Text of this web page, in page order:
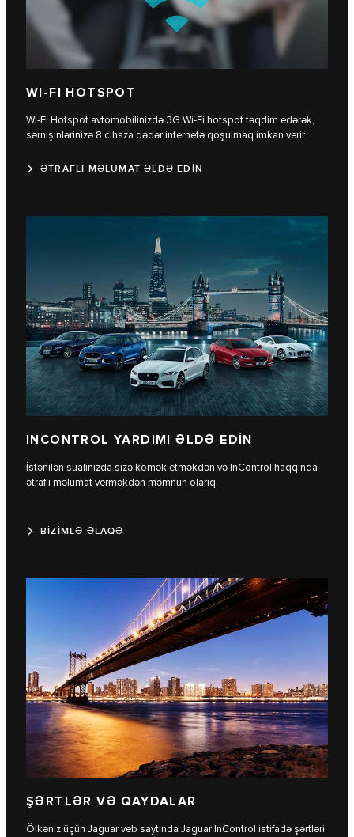
WI-FI HOTSPOT
Wi-Fi Hotspot avtomobilinizdə 3G Wi-Fi hotspot təqdim edərək,
sərnişinlərinizə 8 cihaza qədər internetə qoşulmaq imkan verir.
ƏTRAFLI MƏLUMAT ƏLDƏ EDİN
INCONTROL YARDIMI ƏLDƏ EDİN
İstənilən sualınızda sizə kömək etməkdən və InControl haqqında
ətraflı məlumat verməkdən məmnun olarıq.
BİZİMLƏ ƏLAQƏ
ŞƏRTLƏR VƏ QAYDALAR
Ölkəniz üçün Jaguar veb saytında Jaguar InControl istifadə şərtləri